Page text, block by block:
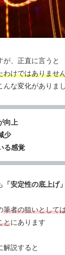
が、正直に言うと
わけではありませ
んな変化がありま
向上
少
る感覚
「安定性の底上げ
筆者の狙いとして
とにあります
解説すると